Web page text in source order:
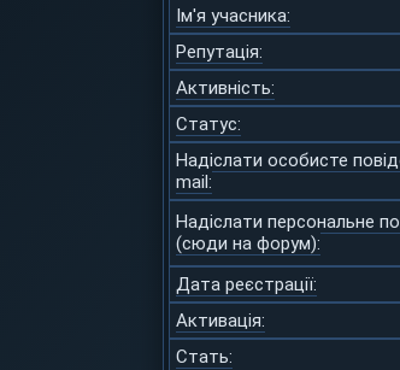
Ім'я учасника:
Репутація:
Активність:
Статус:
Надіслати особисте
mail:
Надіслати персональне
(сюди на форум):
Дата реєстрації:
Активація:
Стать: